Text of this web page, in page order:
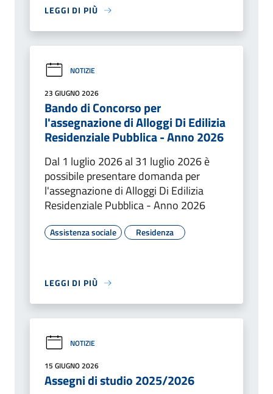
LEGGI DI PIÙ
NOTIZIE
23 GIUGNO 2026
Bando di Concorso per
l'assegnazione di Alloggi Di Edilizia
Residenziale Pubblica - Anno 2026
Dal 1 luglio 2026 al 31 luglio 2026 è
possibile presentare domanda per
l'assegnazione di Alloggi Di Edilizia
Residenziale Pubblica - Anno 2026
Assistenza sociale Residenza
LEGGI DI PIÙ
NOTIZIE
15 GIUGNO 2026
Assegni di studio 2025/2026